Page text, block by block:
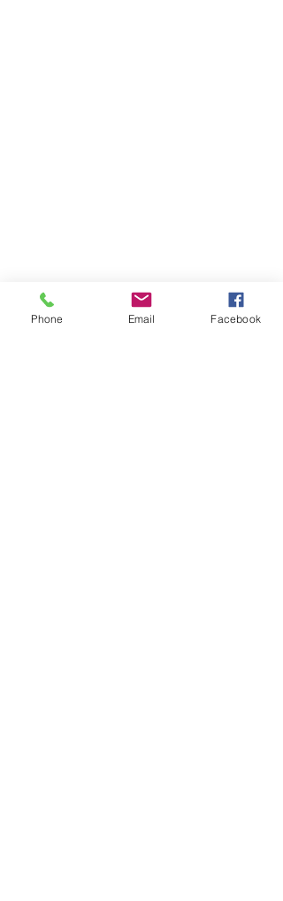
Phone Email Facebook